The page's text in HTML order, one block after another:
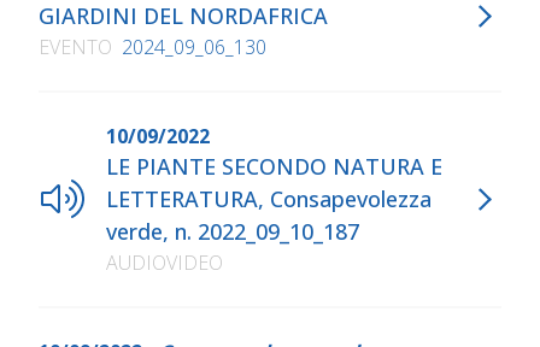
GIARDINI DEL NORDAFRICA
EVENTO 2024_09_06_130
10/09/2022
LE PIANTE SECONDO NATURA E
LETTERATURA, Consapevolezza
verde, n. 2022_09_10_187
AUDIOVIDEO